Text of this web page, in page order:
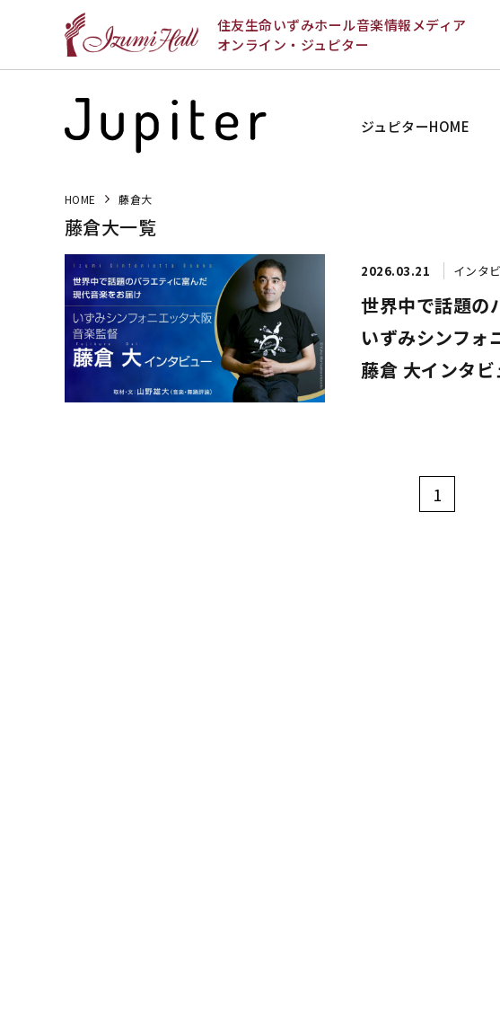
住友生命いずみホール音楽情報メディア
オンライン・ジュピター
ジュピターHOME
HOME 藤倉大
藤倉大一覧
2026.03.21 インタ
世界中で話題の
いずみシンフォ
藤倉 大インタビ
1